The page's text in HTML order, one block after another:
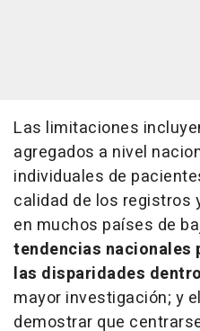
Las limitaciones
agregados a nivel
individuales de
calidad de los registros
en muchos países de
tendencias nacionales
las disparidades
mayor investigación; y
demostrar que